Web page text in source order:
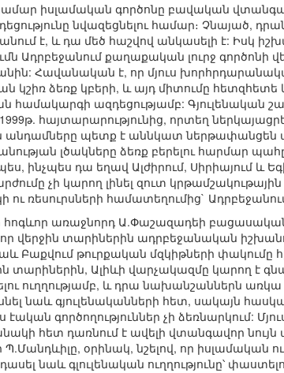
իսլամական գործոնը բավական
նվազեցնելու համար։ Չնայած,
է, և դա մեծ հաշվով անկասելի է: Իսկ
Ադրբեջանում քաղաքական լուրջ գործոնի
Հավանական է, որ մյուս
կշիռ ձեռք կբերի, և այդ միտումը
համակարգի ազդեցությամբ: Գյուլենական
հայտարարությունից, որտեղ
անդամները պետք է աննկատ
լծակները ձեռք բերելու հարմար
ինչպես դա եղավ Ալժիրում, Սիրիայում և
չի կարող լինել զուտ
ռեսուրսների համատեղումից`
հոգևոր առաջնորդ Ա.Փաշազադեի բացասական
վերջին տարիներին ադրբեջանական
Բաքվում թուրքական մզկիթների փակումը
Ալիևի վարչակազմը կարող է գնալ
ուղղությամբ, և դրա նախանշաններն
նաև գյուլենականների հետ, սակայն
գործողություններ չի ձեռնարկում: Մյուս
հետ դառնում է ավելի վտանգավոր
օրինակ, նշելով, որ իսլամական
նաև գլուլենական ուղղությունը՝